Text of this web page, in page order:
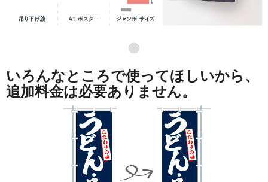
●
いろんなところで使ってほしいから、
追加料金は必要ありません。